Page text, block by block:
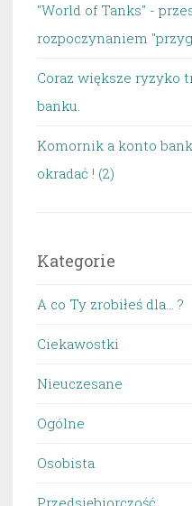
"World of Tanks" -
rozpoczynaniem
Coraz większe ryzyko
banku.
Komornik a konto
okradać ! (2)
Kategorie
A co Ty zrobiłeś dla… ?
Ciekawostki
Nieuczesane
Ogólne
Osobista